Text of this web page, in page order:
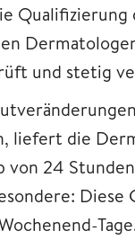
Qualifizierung
und stetig
liefert die
von 24
Diese